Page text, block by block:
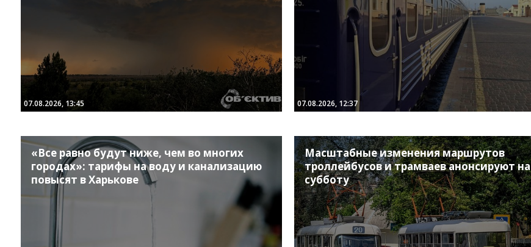
07.08.2026, 13:45 07.08.2026, 12:37
«Все равно будут ниже, чем во многих
городах»: тарифы на воду и канализацию
повысят в Харькове
Масштабные изменения маршрутов
троллейбусов и трамваев анонсируют на
субботу